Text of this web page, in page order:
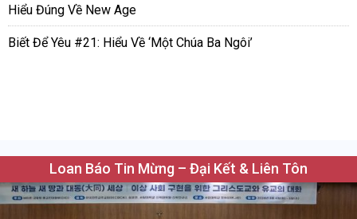
Hiểu Đúng Về New Age
Biết Để Yêu #21: Hiểu Về ‘Một Chúa Ba Ngôi’
Loan Báo Tin Mừng – Đại Kết & Liên Tôn